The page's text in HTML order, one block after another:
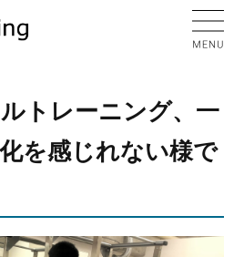
トレーニング、一
を感じれない様で